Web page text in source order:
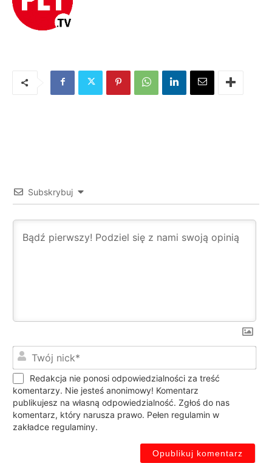
Subskrybuj
Redakcja nie ponosi odpowiedzialności za treść
komentarzy. Nie jesteś anonimowy! Komentarz
publikujesz na własną odpowiedzialność. Zgłoś do nas
komentarz, który narusza prawo. Pełen regulamin w
zakładce regulaminy.